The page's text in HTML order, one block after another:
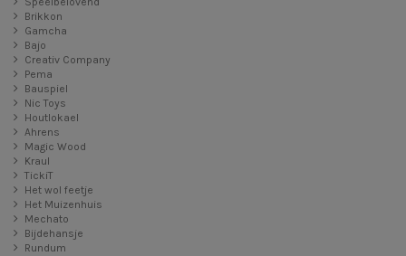
Brikkon
Gamcha
Bajo
Creativ Company
Pema
Bauspiel
Nic Toys
Houtlokael
Ahrens
Magic Wood
Kraul
TickiT
Het wol feetje
Het Muizenhuis
Mechato
Bijdehansje
Rundum